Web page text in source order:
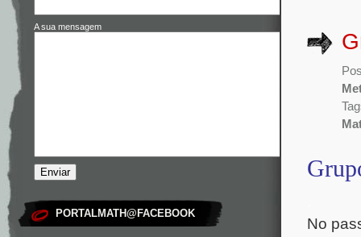
A sua mensagem
PORTALMATH@FACEBOOK
No